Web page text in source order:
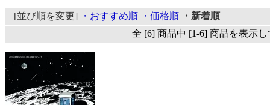
[並び順を変更] ・おすすめ順 ・価格順
・新着順
全 [6] 商品中 [1-6] 商品を表示し